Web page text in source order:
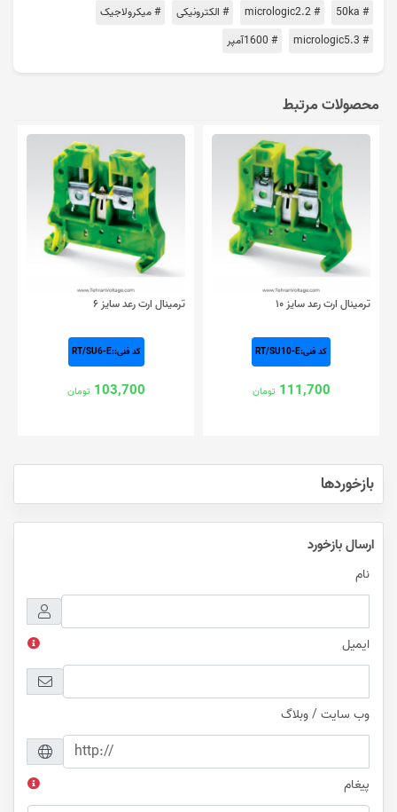
# 50ka
# micrologic2.2 # الکترونیکی
# میکرولاجیک
# micrologic5.3
# 1600آمپر
محصولات مرتبط
ترمینال ارت رعد سایز ۱۰
کد فنی:RT/SU10-E
111,700 تومان
ترمینال ارت رعد سایز ۶
کد فنی::RT/SU6-E
103,700 تومان
بازخوردها
ارسال بازخورد
نام
ایمیل
وب سایت / وبلاگ
پیغام